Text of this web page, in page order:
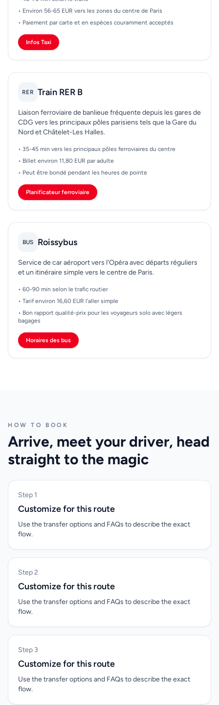
• Environ 56-65 EUR vers les zones du centre de Paris
• Paiement par carte et en espèces couramment acceptés
Infos Taxi
RER Train RER B
Liaison ferroviaire de banlieue fréquente depuis les gares de
CDG vers les principaux pôles parisiens tels que la Gare du
Nord et Châtelet-Les Halles.
• 35-45 min vers les principaux pôles ferroviaires du centre
• Billet environ 11,80 EUR par adulte
• Peut être bondé pendant les heures de pointe
Planificateur ferroviaire
BUS Roissybus
Service de car aéroport vers l'Opéra avec départs réguliers
et un itinéraire simple vers le centre de Paris.
• 60-90 min selon le trafic routier
• Tarif environ 16,60 EUR l'aller simple
• Bon rapport qualité-prix pour les voyageurs solo avec légers
bagages
Horaires des bus
HOW TO BOOK
Arrive, meet your driver, head
straight to the magic
Step 1
Customize for this route
Use the transfer options and FAQs to describe the exact
flow.
Step 2
Customize for this route
Use the transfer options and FAQs to describe the exact
flow.
Step 3
Customize for this route
Use the transfer options and FAQs to describe the exact
flow.